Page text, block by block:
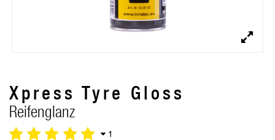
Xpress Tyre Gloss
Reifenglanz
1